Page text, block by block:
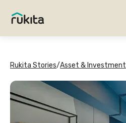
Rukita Stories/Asset & Investment